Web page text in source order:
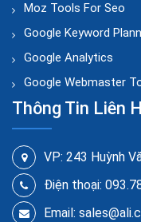
Moz Tools For Seo
Google Keyword
Google Analytics
Google Webmaster
Thông Tin Liên
VP: 243 Huỳnh
Điện thoại:
Email: